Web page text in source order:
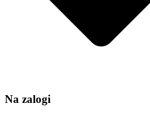
Na zalogi